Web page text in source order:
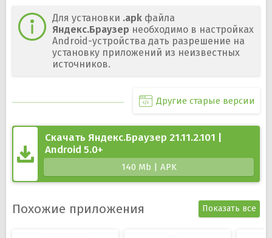
Для установки .apk файла
Яндекс.Браузер необходимо в настройках
Android-устройства дать разрешение на
установку приложений из неизвестных
источников.
Другие старые версии
Скачать Яндекс.Браузер 21.11.2.101 |
Android 5.0+
140 Mb | APK
Похожие приложения Показать все